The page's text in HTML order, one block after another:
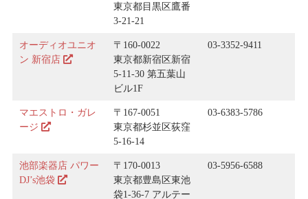
東京都目黒区鷹番
3-21-21
オーディオユニオ
ン 新宿店
〒160-0022
東京都新宿区新宿
5-11-30 第五葉山
ビル1F
03-3352-9411
マエストロ・ガレ
ージ
〒167-0051
東京都杉並区荻窪
5-16-14
03-6383-5786
池部楽器店 パワー
DJ’s池袋
〒170-0013
東京都豊島区東池
袋1-36-7 アルテー
03-5956-6588